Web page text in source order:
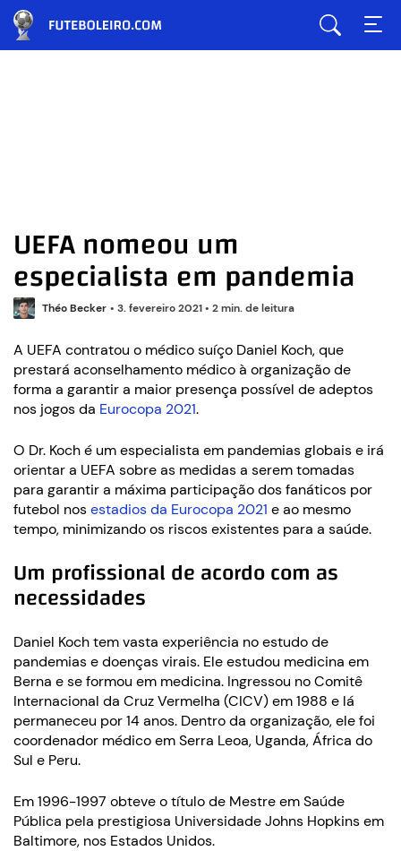
UEFA nomeou um
especialista em pandemia
Théo Becker • 3. fevereiro 2021• 2 min. de leitura
A UEFA contratou o médico suíço Daniel Koch, que
prestará aconselhamento médico à organização de
forma a garantir a maior presença possível de adeptos
nos jogos da Eurocopa 2021.
O Dr. Koch é um especialista em pandemias globais e irá
orientar a UEFA sobre as medidas a serem tomadas
para garantir a máxima participação dos fanáticos por
futebol nosestadios da Eurocopa 2021 e ao mesmo
tempo, minimizando os riscos existentes para a saúde.
Um profissional de acordo com as
necessidades
Daniel Koch tem vasta experiência no estudo de
pandemias e doenças virais. Ele estudou medicina em
Berna e se formou em medicina. Ingressou no Comitê
Internacional da Cruz Vermelha (CICV) em 1988 e lá
permaneceu por 14 anos. Dentro da organização, ele foi
coordenador médico em Serra Leoa, Uganda, África do
Sul e Peru.
Em 1996-1997 obteve o título de Mestre em Saúde
Pública pela prestigiosa Universidade Johns Hopkins em
Baltimore, nos Estados Unidos.